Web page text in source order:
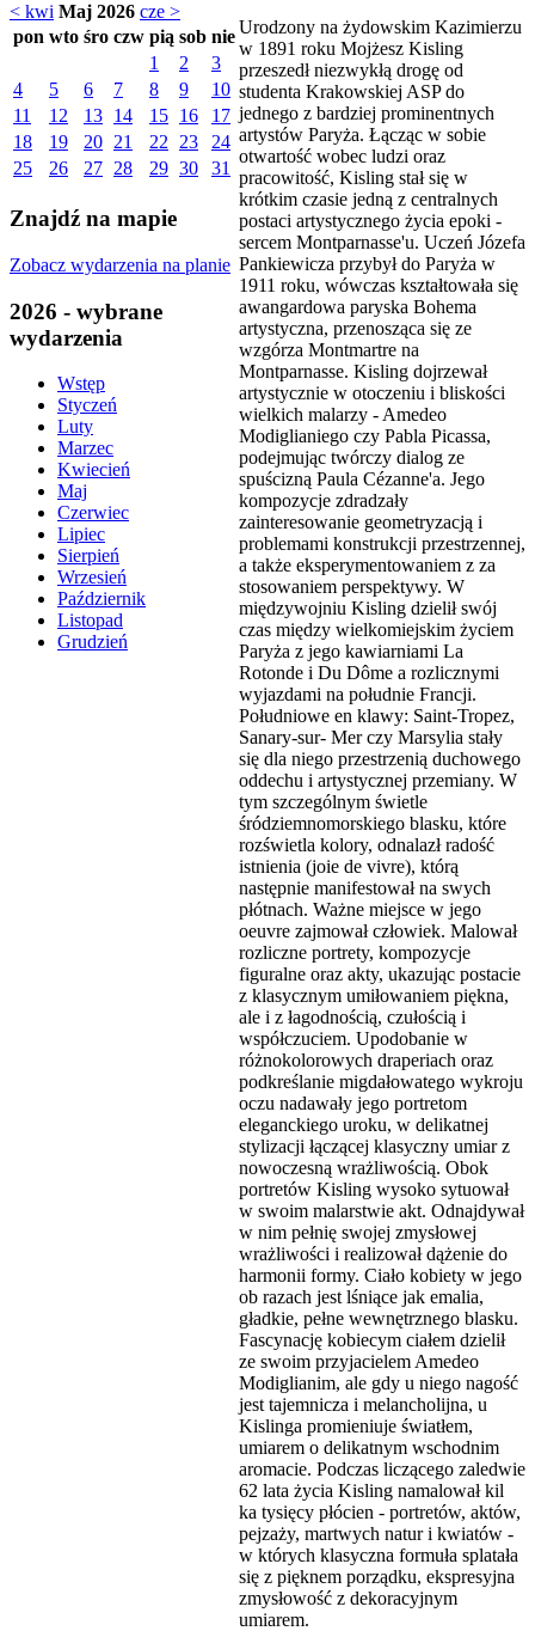
< kwi Maj 2026 cze >
pon wto śro czw pią sob nie
1
2
3
4
5 6 7 8 9
10
11
12 13 14 15 16
17
18
19 20 21 22 23
24
25
26 27 28 29 30 31
Znajdź na mapie
Zobacz wydarzenia na planie
2026 - wybrane
wydarzenia
Wstęp
Styczeń
Luty
Marzec
Kwiecień
Maj
Czerwiec
Lipiec
Sierpień
Wrzesień
Październik
Listopad
Grudzień
Urodzony na żydowskim Kazimierzu
w 1891 roku Mojżesz Kisling
przeszedł niezwykłą drogę od
studenta Krakowskiej ASP do
jednego z bardziej prominentnych
artystów Paryża. Łącząc w sobie
otwartość wobec ludzi oraz
pracowitość, Kisling stał się w
krótkim czasie jedną z centralnych
postaci artystycznego życia epoki -
sercem Montparnasse'u. Uczeń Józefa
Pankiewicza przybył do Paryża w
1911 roku, wówczas kształtowała się
awangardowa paryska Bohema
artystyczna, przenosząca się ze
wzgórza Montmartre na
Montparnasse. Kisling dojrzewał
artystycznie w otoczeniu i bliskości
wielkich malarzy - Amedeo
Modiglianiego czy Pabla Picassa,
podejmując twórczy dialog ze
spuścizną Paula Cézanne'a. Jego
kompozycje zdradzały
zainteresowanie geometryzacją i
problemami konstrukcji przestrzennej,
a także eksperymentowaniem z za
stosowaniem perspektywy. W
międzywojniu Kisling dzielił swój
czas między wielkomiejskim życiem
Paryża z jego kawiarniami La
Rotonde i Du Dôme a rozlicznymi
wyjazdami na południe Francji.
Południowe en klawy: Saint-Tropez,
Sanary-sur- Mer czy Marsylia stały
się dla niego przestrzenią duchowego
oddechu i artystycznej przemiany. W
tym szczególnym świetle
śródziemnomorskiego blasku, które
rozświetla kolory, odnalazł radość
istnienia (joie de vivre), którą
następnie manifestował na swych
płótnach. Ważne miejsce w jego
oeuvre zajmował człowiek. Malował
rozliczne portrety, kompozycje
figuralne oraz akty, ukazując postacie
z klasycznym umiłowaniem piękna,
ale i z łagodnością, czułością i
współczuciem. Upodobanie w
różnokolorowych draperiach oraz
podkreślanie migdałowatego wykroju
oczu nadawały jego portretom
eleganckiego uroku, w delikatnej
stylizacji łączącej klasyczny umiar z
nowoczesną wrażliwością. Obok
portretów Kisling wysoko sytuował
w swoim malarstwie akt. Odnajdywał
w nim pełnię swojej zmysłowej
wrażliwości i realizował dążenie do
harmonii formy. Ciało kobiety w jego
ob razach jest lśniące jak emalia,
gładkie, pełne wewnętrznego blasku.
Fascynację kobiecym ciałem dzielił
ze swoim przyjacielem Amedeo
Modiglianim, ale gdy u niego nagość
jest tajemnicza i melancholijna, u
Kislinga promieniuje światłem,
umiarem o delikatnym wschodnim
aromacie. Podczas liczącego zaledwie
62 lata życia Kisling namalował kil
ka tysięcy płócien - portretów, aktów,
pejzaży, martwych natur i kwiatów -
w których klasyczna formuła splatała
się z pięknem porządku, ekspresyjna
zmysłowość z dekoracyjnym
umiarem.